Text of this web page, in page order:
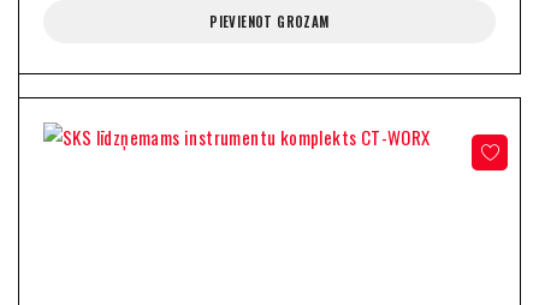
PIEVIENOT GROZAM